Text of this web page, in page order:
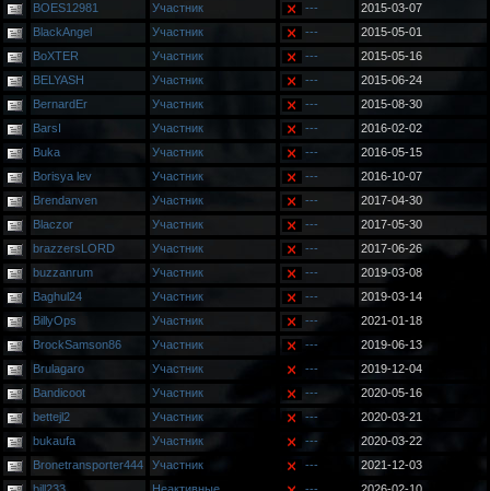
BOES12981
Участник ---
2015-03-07
BlackAngel
Участник ---
2015-05-01
BoXTER
Участник ---
2015-05-16
BELYASH
Участник ---
2015-06-24
BernardEr
Участник ---
2015-08-30
BarsI
Участник ---
2016-02-02
Buka
Участник ---
2016-05-15
Borisya lev
Участник ---
2016-10-07
Brendanven
Участник ---
2017-04-30
Blaczor
Участник ---
2017-05-30
brazzersLORD
Участник ---
2017-06-26
buzzanrum
Участник ---
2019-03-08
Baghul24
Участник ---
2019-03-14
BillyOps
Участник ---
2021-01-18
BrockSamson86
Участник ---
2019-06-13
Brulagaro
Участник ---
2019-12-04
Bandicoot
Участник ---
2020-05-16
bettejl2
Участник ---
2020-03-21
bukaufa
Участник ---
2020-03-22
Bronetransporter444
Участник ---
2021-12-03